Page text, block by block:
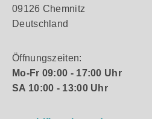
09126 Chemnitz
Deutschland
Öffnungszeiten:
Mo-Fr 09:00 - 17:00 Uhr
SA 10:00 - 13:00 Uhr